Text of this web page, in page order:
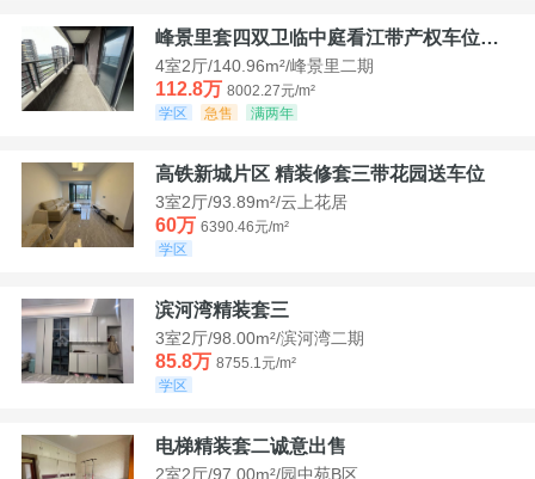
峰景里套四双卫临中庭看江带产权车位诚售
4室2厅/140.96m²/峰景里二期
112.8万 8002.27元/m²
学区
急售 满两年
高铁新城片区 精装修套三带花园送车位
3室2厅/93.89m²/云上花居
60万 6390.46元/m²
学区
滨河湾精装套三
3室2厅/98.00m²/滨河湾二期
85.8万 8755.1元/m²
学区
电梯精装套二诚意出售
2室2厅/97.00m²/园中苑B区